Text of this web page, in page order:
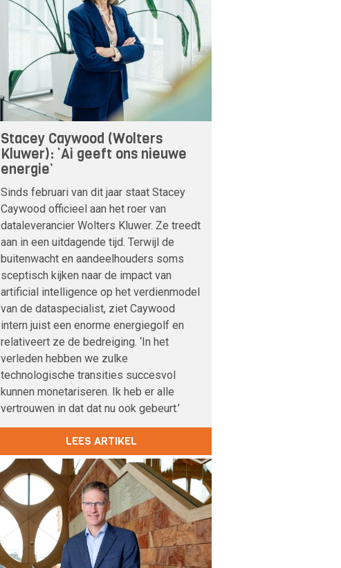
Stacey Caywood (Wolters
Kluwer): ‘Ai geeft ons nieuwe
energie’
Sinds februari van dit jaar staat Stacey
Caywood officieel aan het roer van
dataleverancier Wolters Kluwer. Ze treedt
aan in een uitdagende tijd. Terwijl de
buitenwacht en aandeelhouders soms
sceptisch kijken naar de impact van
artificial intelligence op het verdienmodel
van de dataspecialist, ziet Caywood
intern juist een enorme energiegolf en
relativeert ze de bedreiging. ‘In het
verleden hebben we zulke
technologische transities succesvol
kunnen monetariseren. Ik heb er alle
vertrouwen in dat dat nu ook gebeurt.’
LEES ARTIKEL